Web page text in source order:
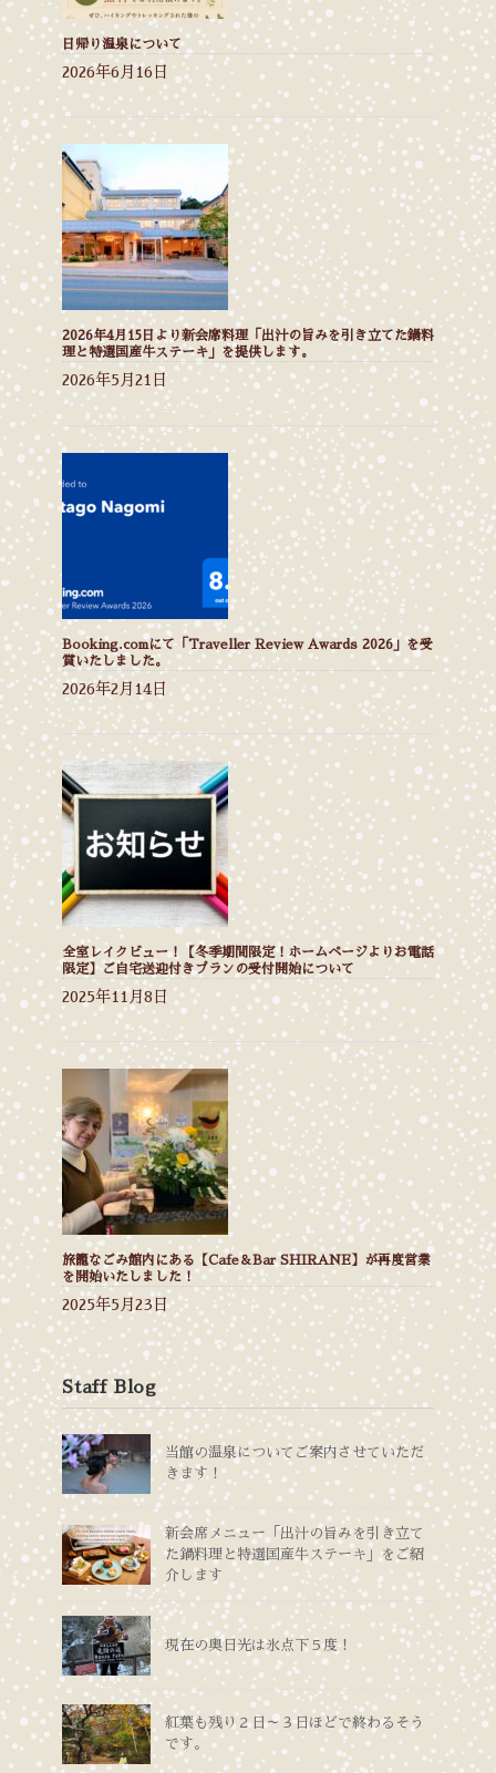
日帰り温泉について
2026年6月16日
2026年4月15日より新会席料理「出汁の旨みを引き立てた鍋料
理と特選国産牛ステーキ」を提供します。
2026年5月21日
Booking.comにて「Traveller Review Awards 2026」を受
賞いたしました。
2026年2月14日
全室レイクビュー！【冬季期間限定！ホームページよりお電話
限定】ご自宅送迎付きプランの受付開始について
2025年11月8日
旅籠なごみ館内にある【Cafe＆Bar SHIRANE】が再度営業
を開始いたしました！
2025年5月23日
Staff Blog
当館の温泉についてご案内させていただ
きます！
新会席メニュー「出汁の旨みを引き立て
た鍋料理と特選国産牛ステーキ」をご紹
介します
現在の奥日光は氷点下５度！
紅葉も残り２日～３日ほどで終わるそう
です。